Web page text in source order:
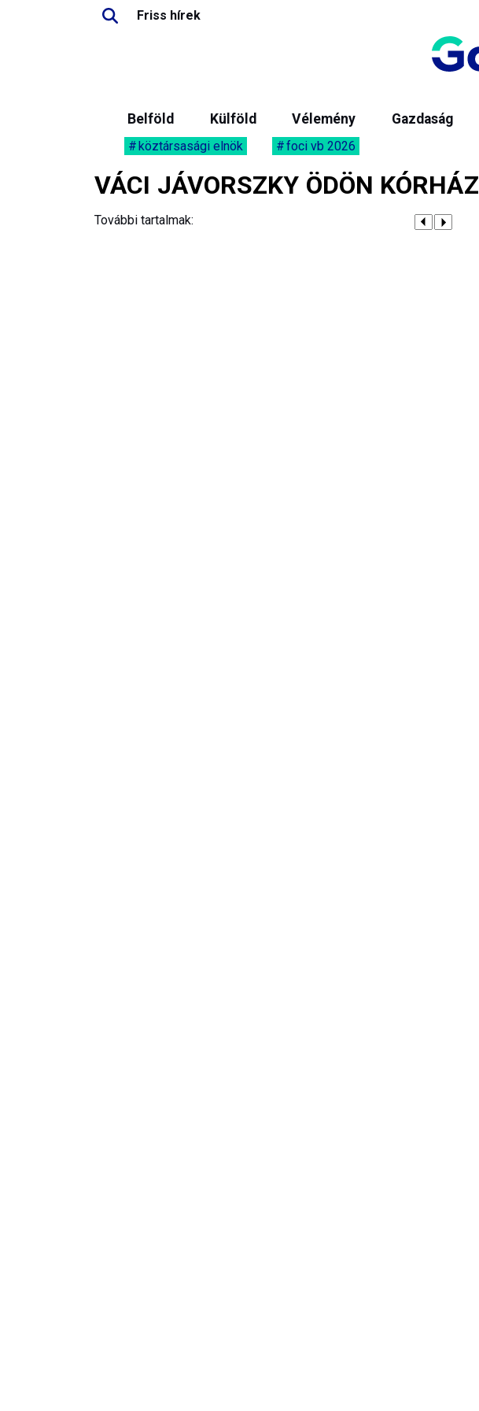
Friss hírek
Belföld Külföld Vélemény Gazdaság
köztársasági elnök foci vb 2026
VÁCI JÁVORSZKY ÖDÖN KÓRHÁZ
További tartalmak: